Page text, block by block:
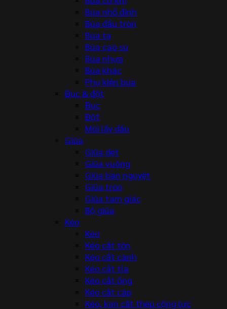
Búa nhổ đinh
Búa đầu tròn
Búa tạ
Búa cao su
Búa nhựa
Búa khác
Phụ kiện búa
Đục & đột
Đục
Đột
Mũi lấy dấu
Giũa
Giũa dẹt
Giũa vuông
Giũa bán nguyệt
Giũa tròn
Giũa tam giác
Bộ giũa
Kéo
Kéo
Kéo cắt tôn
Kéo cắt cành
Kéo cắt tỉa
Kéo cắt ống
Kéo cắt cáp
Kéo, kìm cắt thép cộng lực